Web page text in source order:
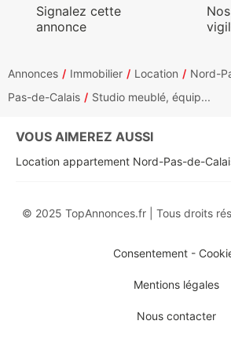
Signalez cette
annonce
Annonces Immobilier Location
Nord-
Pas-de-Calais
Studio meublé, équip...
VOUS AIMEREZ AUSSI
Location appartement Nord-Pas-de-
© 2025 TopAnnonces.fr | Tous droits
Consentement -
Mentions légales
Nous contacter